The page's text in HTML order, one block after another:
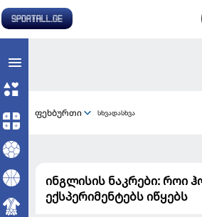
ფეხბურთი სხვადასხვა
ინგლისის ნაკრები: როი
ექსპერიმენტებს იწყებს